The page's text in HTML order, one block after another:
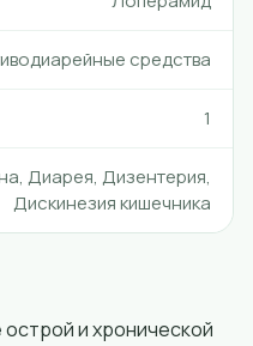
средства
1
Диарея, Дизентерия,
Дискинезия кишечника
и хронической